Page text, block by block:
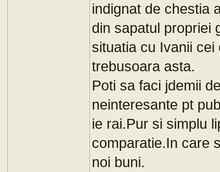
indignat de chestia
din sapatul propriei
situatia cu Ivanii
trebusoara asta.
Poti sa faci jdemii
neinteresante pt
ie rai.Pur si simplu
comparatie.In care
noi buni.